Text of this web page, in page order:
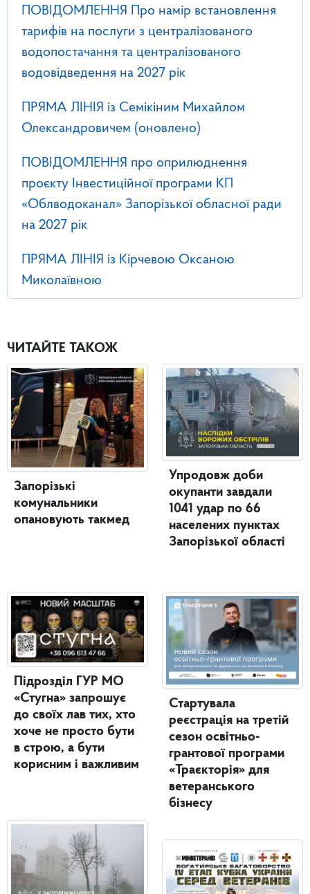
ПОВІДОМЛЕННЯ Про намір встановлення
тарифів на послуги з централізованого
водопостачання та централізованого
водовідведення на 2027 рік
ПРЯМА ЛІНІЯ із Семікіним Михайлом
Олександровичем (оновлено)
ПОВІДОМЛЕННЯ про оприлюднення
проєкту Інвестиційної програми КП
«Облводоканал» Запорізької обласної ради
на 2027 рік
ПРЯМА ЛІНІЯ із Кірчевою Оксаною
Миколаївною
ЧИТАЙТЕ ТАКОЖ
Запорізькі
комунальники
опановують такмед
Підрозділ ГУР МО
«Стугна» запрошує
до своїх лав тих, хто
хоче не просто бути
в строю, а бути
корисним і важливим
Упродовж доби
окупанти завдали
1041 удар по 66
населених пунктах
Запорізької області
Стартувала
реєстрація на третій
сезон освітньо-
грантової програми
«Траєкторія» для
ветеранського
бізнесу